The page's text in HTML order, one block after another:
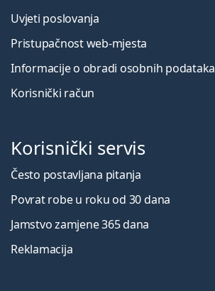
Uvjeti poslovanja
Pristupačnost web-mjesta
Informacije o obradi osobnih podataka
Korisnički račun
Korisnički servis
Često postavljana pitanja
Povrat robe u roku od 30 dana
Jamstvo zamjene 365 dana
Reklamacija